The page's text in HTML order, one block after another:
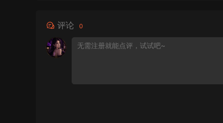
评论 0